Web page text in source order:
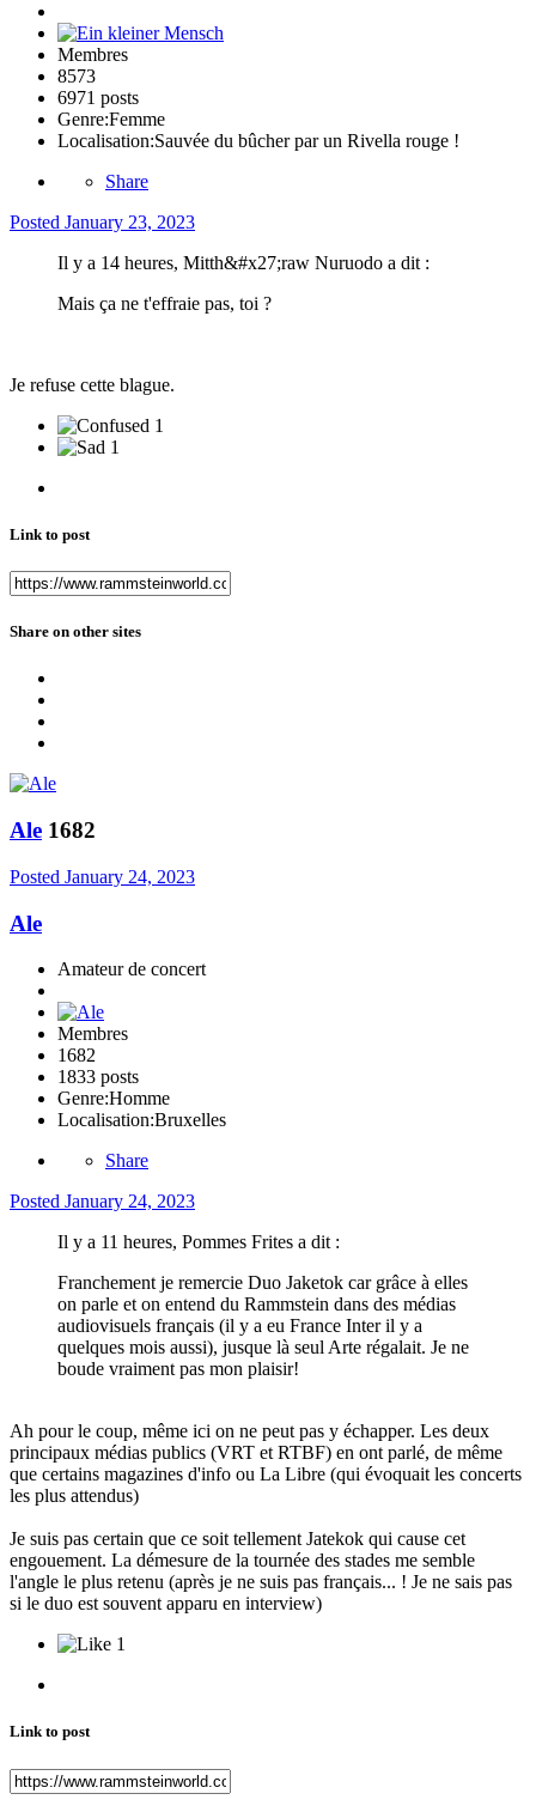
Membres
8573
6971 posts
Genre:Femme
Localisation:Sauvée du bûcher par un Rivella rouge !
Share
Posted January 23, 2023
Il y a 14 heures, Mitth&#x27;raw Nuruodo a dit :
Mais ça ne t'effraie pas, toi ?
Je refuse cette blague.
1
1
Link to post
Share on other sites
Ale 1682
Posted January 24, 2023
Ale
Amateur de concert
Membres
1682
1833 posts
Genre:Homme
Localisation:Bruxelles
Share
Posted January 24, 2023
Il y a 11 heures, Pommes Frites a dit :
Franchement je remercie Duo Jaketok car grâce à elles
on parle et on entend du Rammstein dans des médias
audiovisuels français (il y a eu France Inter il y a
quelques mois aussi), jusque là seul Arte régalait. Je ne
boude vraiment pas mon plaisir!
Ah pour le coup, même ici on ne peut pas y échapper. Les deux
principaux médias publics (VRT et RTBF) en ont parlé, de même
que certains magazines d'info ou La Libre (qui évoquait les concerts
les plus attendus)
Je suis pas certain que ce soit tellement Jatekok qui cause cet
engouement. La démesure de la tournée des stades me semble
l'angle le plus retenu (après je ne suis pas français... ! Je ne sais pas
si le duo est souvent apparu en interview)
1
Link to post